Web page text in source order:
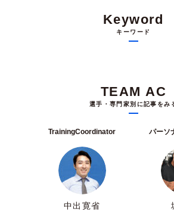
Keyword
キーワード
TEAM AC
選手・専門家別に記事をみ
TrainingCoordinator
中出寛省
パーソ